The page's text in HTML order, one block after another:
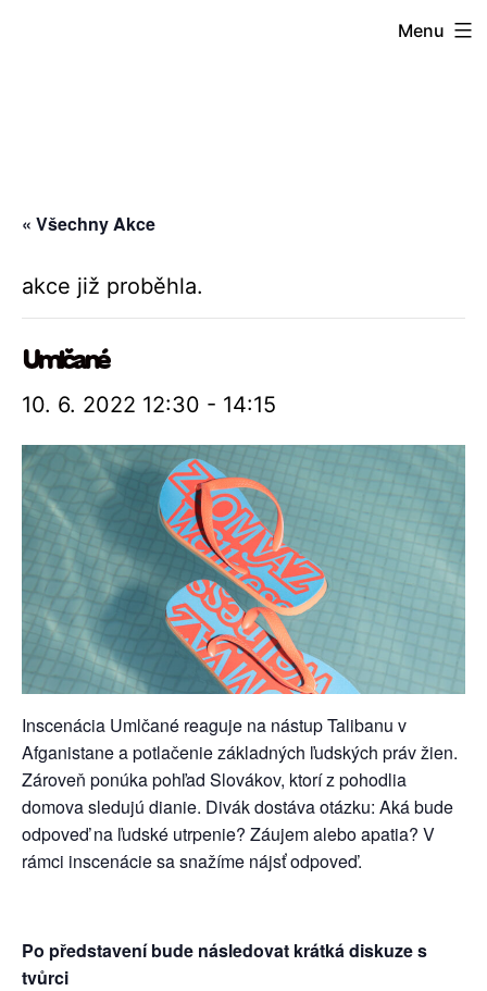
Menu
« Všechny Akce
akce již proběhla.
Umlčané
10. 6. 2022 12:30 - 14:15
Inscenácia Umlčané reaguje na nástup Talibanu v
Afganistane a potlačenie základných ľudských práv žien.
Zároveň ponúka pohľad Slovákov, ktorí z pohodlia
domova sledujú dianie. Divák dostáva otázku: Aká bude
odpoveď na ľudské utrpenie? Záujem alebo apatia? V
rámci inscenácie sa snažíme nájsť odpoveď.
Po představení bude následovat krátká diskuze s
tvůrci